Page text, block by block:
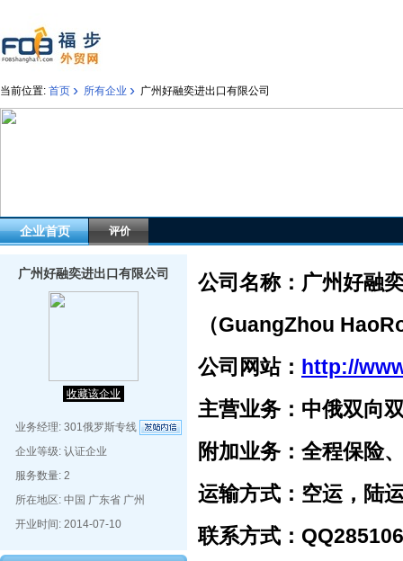
当前位置: 首页 › 所有企业 › 广州好融奕进出口有限公司
企业首页 评价
广州好融奕进出口有限公司
收藏该企业
业务经理: 301俄罗斯专线
企业等级: 认证企业
服务数量: 2
所在地区: 中国 广东省 广州
开业时间: 2014-07-10
公司名称：广州好融
（GuangZhou
公司网站： http://
主营业务：中俄双向
附加业务：全程保险
运输方式：空运，陆
联系方式：